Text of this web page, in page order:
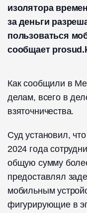
изолятора
за деньги
пользоваться
сообщает
Как сообщили в
делам, всего в
взяточничества.
Суд установил,
2024 года
общую сумму
предоставлял
мобильным
фигурирующие в